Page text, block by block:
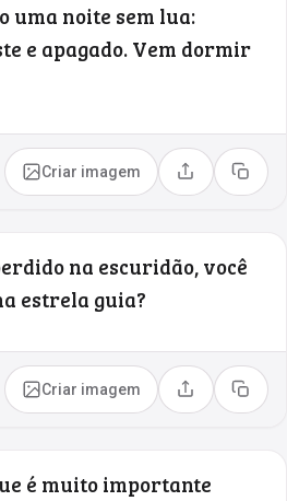
uma noite sem lua:
e apagado. Vem dormir
Criar imagem Compartilhar
Copiar
na escuridão, você
estrela guia?
Criar imagem Compartilhar
Copiar
é muito importante